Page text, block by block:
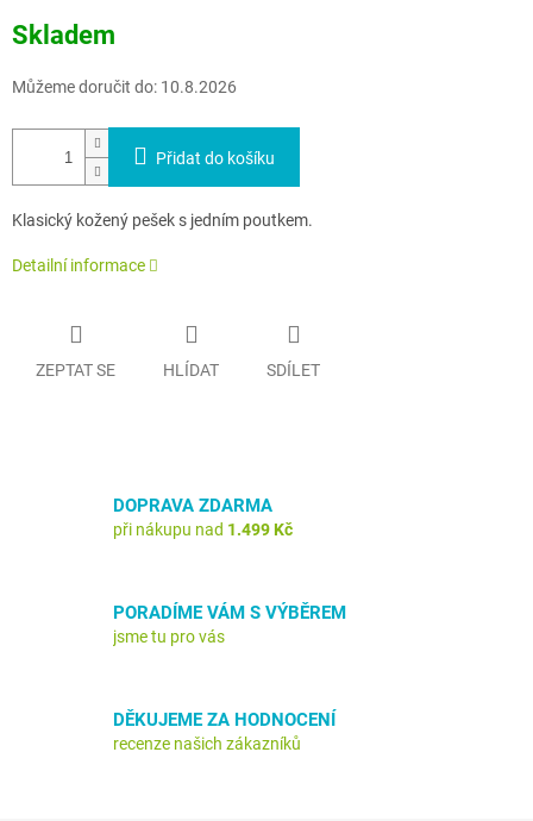
cena:
Skladem
Můžeme doručit do: 10.8.2026
Přidat do košíku
Klasický kožený pešek s jedním poutkem.
Detailní informace
ZEPTAT SE HLÍDAT SDÍLET
DOPRAVA ZDARMA
při nákupu nad 1.499 Kč
PORADÍME VÁM S VÝBĚREM
jsme tu pro vás
DĚKUJEME ZA HODNOCENÍ
recenze našich zákazníků